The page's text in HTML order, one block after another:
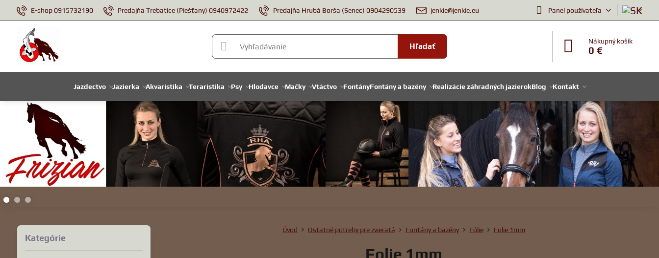
E-shop 0915732190 Predajňa Trebatice (Piešťany) 0940972422 Predajňa Hrubá Borša (Senec) 0904290539 jenkie@jenkie.eu Panel používateľa
Hľadať
Nákupný košík
0 €
Jazdectvo Jazierka Akvaristika Teraristika Psy Hlodavce Mačky Vtáctvo FontányFontány a bazény Realizácie záhradných jazierokBlog Kontakt
Úvod Ostatné potreby pre zvieratá Fontány a bazény Fólie Folie 1mm
Folie 1mm
Kategórie